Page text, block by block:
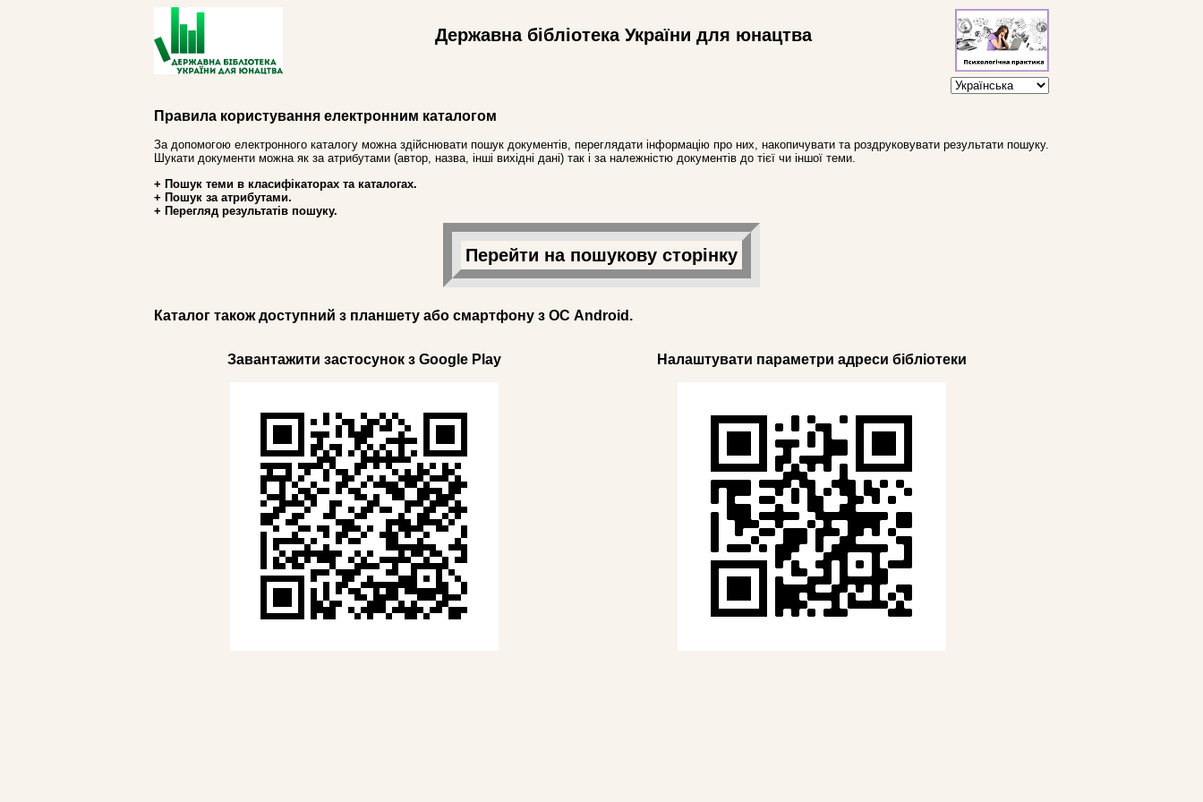
Державна бібліотека України для юнацтва
Правила користування електронним каталогом
За допомогою електронного каталогу можна здійснювати пошук документів, переглядати інформацію про них, накопичувати та роздруковувати результати пошуку.
Шукати документи можна як за атрибутами (автор, назва, інші вихідні дані) так і за належністю документів до тієї чи іншої теми.
+ Пошук теми в класифікаторах та каталогах.
+ Пошук за атрибутами.
+ Перегляд результатів пошуку.
Перейти на пошукову сторінку
Каталог також доступний з планшету або смартфону з ОС Android.
Завантажити застосунок з Google Play Налаштувати параметри адреси бібліотеки